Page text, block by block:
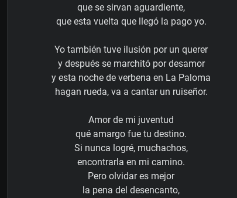
que se sirvan aguardiente,
que esta vuelta que llegó la pago yo.
Yo también tuve ilusión por un querer
y después se marchitó por desamor
y esta noche de verbena en La Paloma
hagan rueda, va a cantar un ruiseñor.
Amor de mi juventud
qué amargo fue tu destino.
Si nunca logré, muchachos,
encontrarla en mi camino.
Pero olvidar es mejor
la pena del desencanto,